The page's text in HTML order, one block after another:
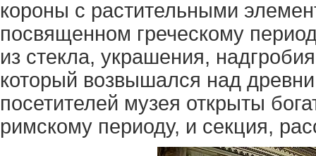
короны с растительными
посвященном греческому
из стекла, украшения,
который возвышался над
посетителей музея открыты
римскому периоду, и секция,